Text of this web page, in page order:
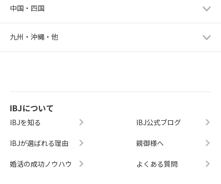
中国・四国
九州・沖縄・他
IBJについて
IBJを知る
IBJが選ばれる理由
婚活の成功ノウハウ
IBJ公式ブログ
親御様へ
よくある質問